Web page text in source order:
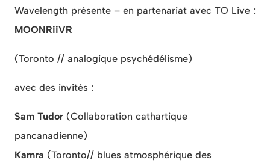
Wavelength présente – en partenariat avec TO Live :
MOONRiiVR
(Toronto // analogique psychédélisme)
avec des invités :
Sam Tudor (Collaboration cathartique
pancanadienne)
Kamra (Toronto// blues atmosphérique des